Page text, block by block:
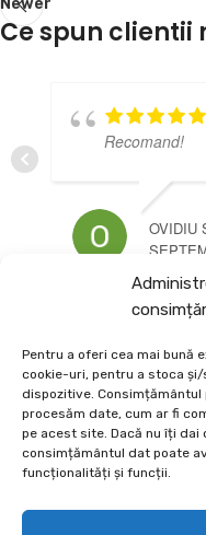
Pentru a oferi cea mai bună
cookie-uri, pentru a stoca
dispozitive.
procesăm date, cum ar fi
pe acest site. Dacă nu îți
consimțământul dat poate
funcționalități și funcții.
Ce spun clientii
Foarte
OVIDIU SANDU
SEPTEMBRIE 3, 2024
Depozit En-Gross și En-
Piatră Decorativă și Plante
Preturi accesibile, calitate si